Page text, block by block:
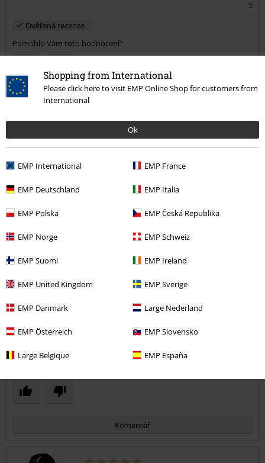
Shopping from International
Please click here to visit EMP Online Shop for customers from
International
Ok
EMP International EMP France
EMP Deutschland EMP Italia
EMP Polska EMP Česká Republika
EMP Norge EMP Schweiz
EMP Suomi EMP Ireland
EMP United Kingdom EMP Sverige
EMP Danmark Large Nederland
EMP Österreich EMP Slovensko
Large Belgique EMP España
5
Ověřená recenze
Pomohlo Vám toto hodnocení?
Milan Chlebis O.
Milan
Shit!!!! Mám je chvíli ,dvakrát na slunku a jsou vybledlé jak nějakej
shit od Vietnamce ....to bych raději nakoupil u nich nez vás....za
takové peníze hrůza!!!!!!
Design
Střih
Komentář